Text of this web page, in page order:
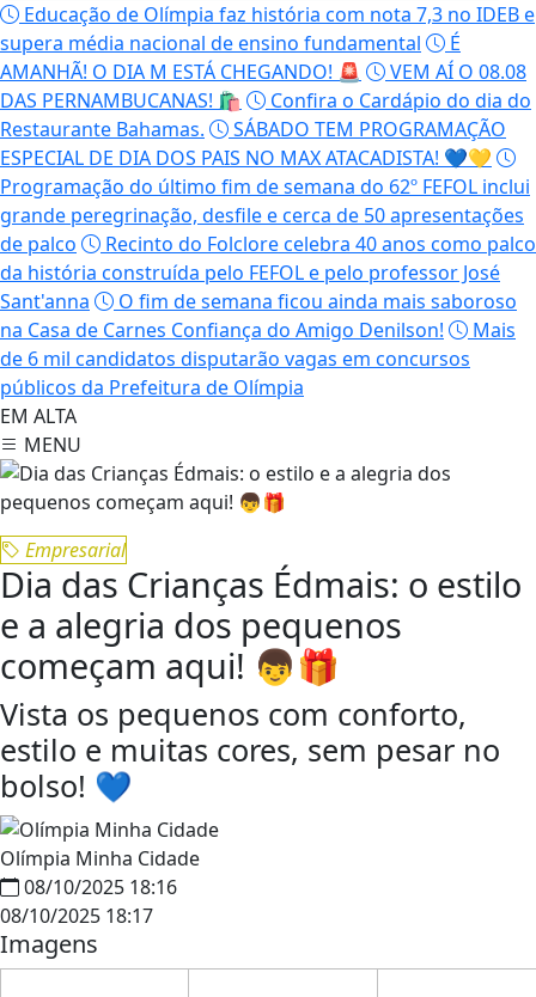
Educação de Olímpia faz história com nota 7,3 no IDEB e
supera média nacional de ensino fundamental
É
AMANHÃ! O DIA M ESTÁ CHEGANDO! 🚨
VEM AÍ O 08.08
DAS PERNAMBUCANAS! 🛍️
Confira o Cardápio do dia do
Restaurante Bahamas.
SÁBADO TEM PROGRAMAÇÃO
ESPECIAL DE DIA DOS PAIS NO MAX ATACADISTA! 💙💛
Programação do último fim de semana do 62º FEFOL inclui
grande peregrinação, desfile e cerca de 50 apresentações
de palco
Recinto do Folclore celebra 40 anos como palco
da história construída pelo FEFOL e pelo professor José
Sant'anna
O fim de semana ficou ainda mais saboroso
na Casa de Carnes Confiança do Amigo Denilson!
Mais
de 6 mil candidatos disputarão vagas em concursos
públicos da Prefeitura de Olímpia
EM ALTA
MENU
Empresarial
Dia das Crianças Édmais: o estilo
e a alegria dos pequenos
começam aqui! 👦🎁
Vista os pequenos com conforto,
estilo e muitas cores, sem pesar no
bolso! 💙
Olímpia Minha Cidade
08/10/2025 18:16
08/10/2025 18:17
Imagens